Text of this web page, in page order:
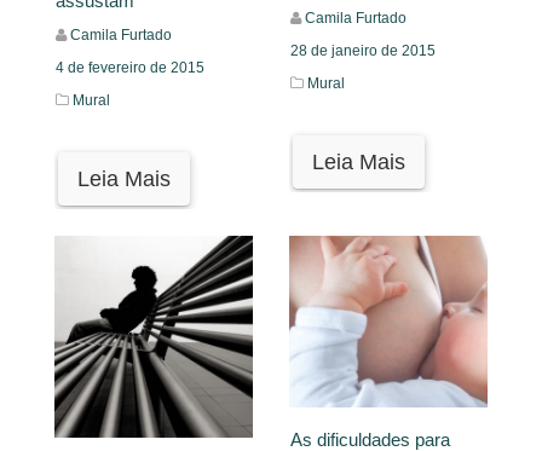
Camila Furtado
4 de fevereiro de 2015
Mural
Leia Mais
Camila Furtado
28 de janeiro de 2015
Mural
Leia Mais
As dificuldades para